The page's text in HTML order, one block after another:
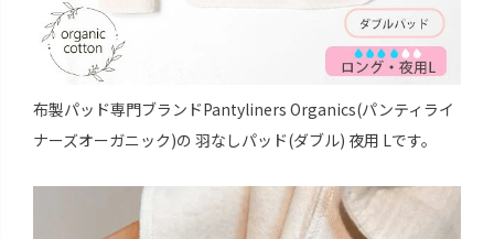
布製パッド専門ブランドPantyliners Organics(パンティライ
ナーズオーガニック)の 羽なしパッド(ダブル) 夜用 Lです。